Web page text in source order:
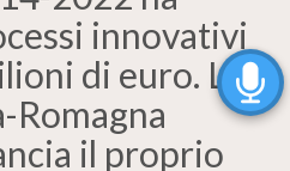
innovativi
di euro. La
Romagna
il proprio